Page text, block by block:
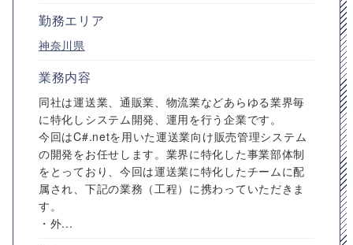
勤務エリア
神奈川県
業務内容
同社は運送業、通販業、物流業などあらゆる業界毎
に特化しシステム開発、運用を行う企業です。
今回はC#.netを用いた運送業向け販売管理システム
の開発をお任せします。業界に特化した事業部体制
をとっており、今回は運送業に特化したチームに配
属され、下記の業務（工程）に携わっていただきま
す。
・外...